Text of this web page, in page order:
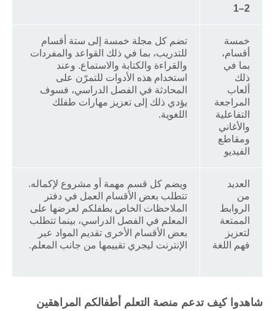
1–2
خمسة
أقسام،
بما في
ذلك
ألعاب
المراجعة
التفاعلية
والأغاني
ومقاطع
الفيديو
تضم كل مجلة خمسة إلى ستة أقسام
للتدريب، بما في ذلك القواعد والمفردات
والقراءة والكتابة والاستماع. وعند
استخدام هذه الأدوات للتمرّن على
المحادثة في الفصل الدراسي، فسوف
يؤدي ذلك إلى تعزيز مهارات طفلك
اللغوية.
العديد
من
الروابط
الممتعة
لتعزيز
فهم اللغة
ويضم كل قسم مهمة أو مشروع لإكماله.
تتطلب بعض الأقسام العمل في دفتر
الملاحظات الخاص بطفلكم لعرضها على
المعلم في الفصل الدراسي، بينما تتطلب
بعض الأقسام الأخرى تقديم المواد عبر
الإنترنت ليجري تقييمها من جانب المعلم.
شاهدوا كيف تدعم منصة التعلم أطفالكم المراهقين